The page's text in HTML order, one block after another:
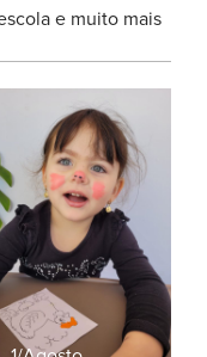
e muito mais